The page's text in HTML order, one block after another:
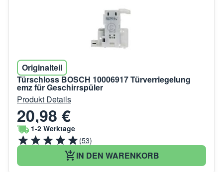
Originalteil
Türschloss BOSCH 10006917 Türverriegelung
emz für Geschirrspüler
Produkt Details
20,98 €
1-2 Werktage
(53)
IN DEN WARENKORB